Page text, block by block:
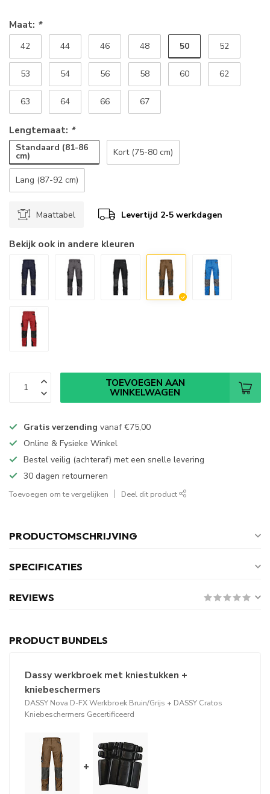
Maat: *
42 44 46 48 50 52
53 54 56 58 60 62
63 64 66 67
Lengtemaat: *
Standaard (81-86
cm) Kort (75-80 cm)
Lang (87-92 cm)
Maattabel Levertijd 2-5 werkdagen
Bekijk ook in andere kleuren
TOEVOEGEN AAN
WINKELWAGEN
Gratis verzending vanaf€75,00
Online & Fysieke Winkel
Bestel veilig (achteraf) met een snelle levering
30 dagen retourneren
Toevoegen om te vergelijken Deel dit product
PRODUCTOMSCHRIJVING
SPECIFICATIES
REVIEWS
PRODUCT BUNDELS
Dassy werkbroek met kniestukken +
kniebeschermers
DASSY Nova D-FX Werkbroek Bruin/Grijs + DASSY Cratos
Kniebeschermers Gecertificeerd
+